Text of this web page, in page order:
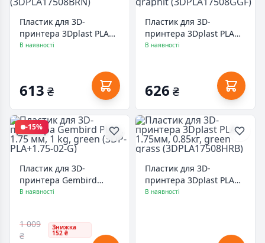
Пластик для 3D-
принтера 3Dplast PLA
1.75мм, 0.85кг, brown
В наявності
613 ₴
Пластик для 3D-
принтера 3Dplast PLA
1.75мм, 0.85кг, gray-
В наявності
626 ₴
-15%
Пластик для 3D-
принтера Gembird
PLA+, 1.75 мм, 1 kg,
В наявності
1 009
₴
Знижка
152 ₴
Пластик для 3D-
принтера 3Dplast PLA
1.75мм, 0.85кг, green
В наявності